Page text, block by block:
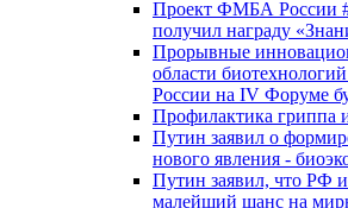
Проект ФМБА России
получил награду
Прорывные
области
России на IV Форуме
Профилактика
Путин заявил о
нового явления -
Путин заявил, что РФ
малейший шанс на